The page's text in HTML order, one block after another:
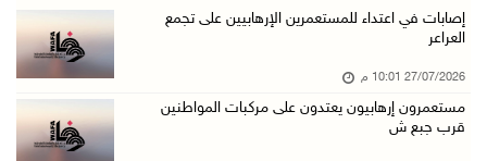
إصابات في اعتداء للمستعمرين الإرهابيين على تجمع
العراعر
27/07/2026 10:01 م
مستعمرون إرهابيون يعتدون على مركبات المواطنين
قرب جبع ش